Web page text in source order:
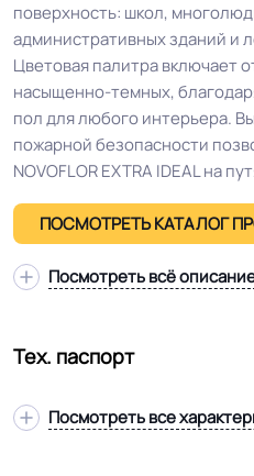
поверхность: школ,
административных зданий и
Цветовая палитра включает
насыщенно-темных,
пол для любого интерьера.
пожарной безопасности
NOVOFLOR EXTRA IDEAL на
ПОСМОТРЕТЬ КАТАЛОГ
Посмотреть всё
Тех. паспорт
Посмотреть все